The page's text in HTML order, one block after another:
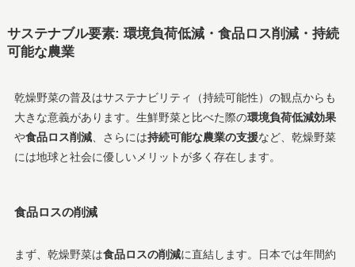
サステナブル要素: 環境負荷低減・食品ロス削減・持続
可能な農業
乾燥野菜の普及はサステナビリティ（持続可能性）の観点からも
大きな意義があります。生鮮野菜と比べた際の環境負荷低減効果
や食品ロス削減、さらには持続可能な農業の支援など、乾燥野菜
には地球と社会に優しいメリットが多く存在します。
食品ロスの削減
まず、乾燥野菜は食品ロスの削減に直結します。日本では年間約